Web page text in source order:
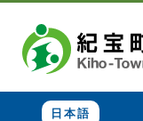
日本語